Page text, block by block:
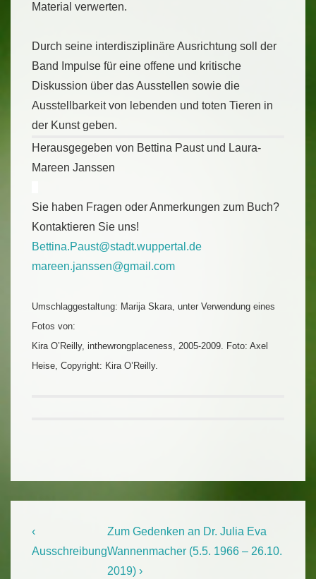
Material verwerten.
Durch seine interdisziplinäre Ausrichtung soll der
Band Impulse für eine offene und kritische
Diskussion über das Ausstellen sowie die
Ausstellbarkeit von lebenden und toten Tieren in
der Kunst geben.
Herausgegeben von Bettina Paust und Laura-
Mareen Janssen
Sie haben Fragen oder Anmerkungen zum Buch?
Kontaktieren Sie uns!
Bettina.Paust@stadt.wuppertal.de
mareen.janssen@gmail.com
Umschlaggestaltung: Marija Skara, unter Verwendung eines
Fotos von:
Kira O’Reilly, inthewrongplaceness, 2005-2009. Foto: Axel
Heise, Copyright: Kira O’Reilly.
Beitragsnavigation
Previous
Post
‹
Ausschreibung
Next
Post
is
Zum Gedenken an Dr. Julia Eva
Wannenmacher (5.5. 1966 – 26.10.
2019) ›